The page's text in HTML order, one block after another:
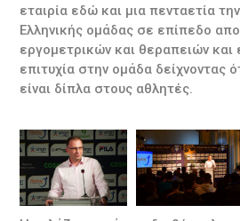
εταιρία εδώ και μια πενταετία
Ελληνικής ομάδας σε επίπεδο
εργομετρικών και θεραπειών και
επιτυχία στην ομάδα δείχνοντας
είναι δίπλα στους αθλητές.